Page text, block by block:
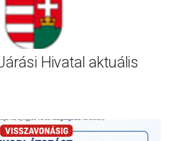
Hivatal aktuális